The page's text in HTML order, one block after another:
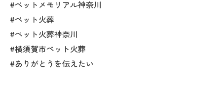
#ペットメモリアル神奈川
#ペット火葬
#ペット火葬神奈川
#横須賀市ペット火葬
#ありがとうを伝えたい